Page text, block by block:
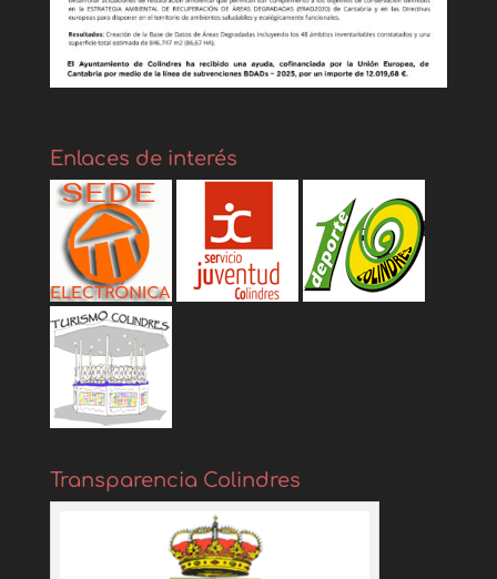
Enlaces de interés
Transparencia Colindres